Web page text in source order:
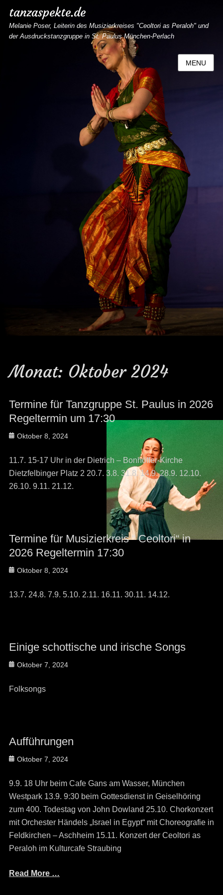
tanzaspekte.de
Melanie Poser, Leiterin des Musizierkreises "Ceoltori as Peraloh" und
der Ausdruckstanzgruppe in St. Paulus München-Perlach
MENU
Monat: Oktober 2024
Termine für Tanzgruppe St. Paulus in 2026
Regeltermin um 17:30
Posted
Oktober 8, 2024
11.7. 15-17 Uhr in der Dietrich – Bonhöffer-Kirche
Dietzfelbinger Platz 2 20.7. 3.8. 31.8. 14.9. 28.9. 12.10.
26.10. 9.11. 21.12.
Termine für Musizierkreis “ Ceoltori“ in
2026 Regeltermin 17:30
Posted
Oktober 8, 2024
13.7. 24.8. 7.9. 5.10. 2.11. 16.11. 30.11. 14.12.
Einige schottische und irische Songs
Posted
Oktober 7, 2024
Folksongs
Aufführungen
Posted
Oktober 7, 2024
9.9. 18 Uhr beim Cafe Gans am Wasser, München
Westpark 13.9. 9:30 beim Gottesdienst in Geiselhöring
zum 400. Todestag von John Dowland 25.10. Chorkonzert
mit Orchester Händels „Israel in Egypt“ mit Choreografie in
Feldkirchen – Aschheim 15.11. Konzert der Ceoltori as
Peraloh im Kulturcafe Straubing
Read More …